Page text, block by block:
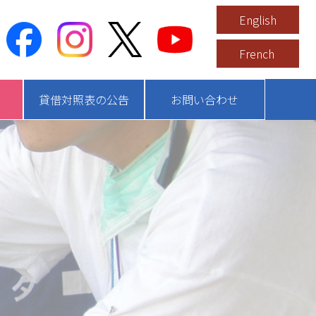
English
French
貸借対照表の公告 お問い合わせ